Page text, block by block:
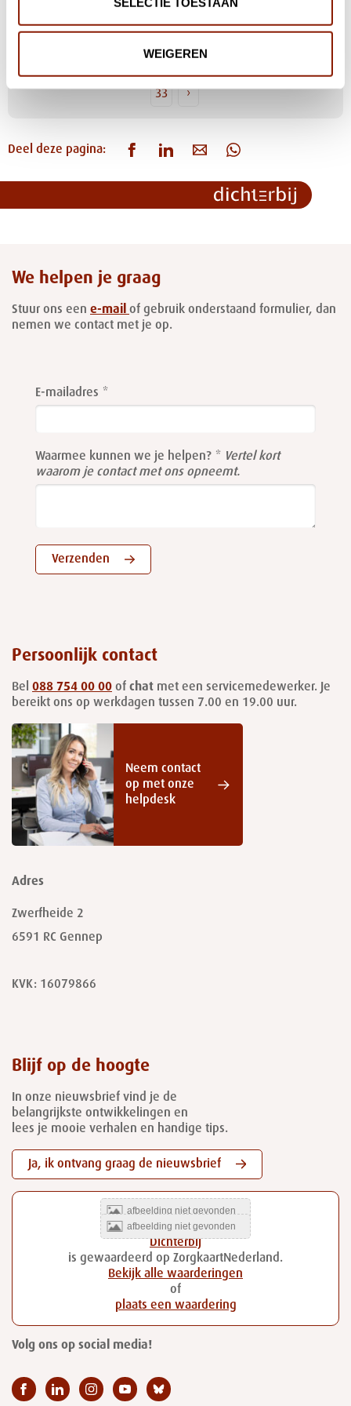
WEIGEREN
33
›
Deel deze pagina:
We helpen je graag
Stuur ons een e-mail of gebruik onderstaand formulier, dan
nemen we contact met je op.
this
field
E-mailadres
Waarmee kunnen we je helpen?
Vertel kort
waarom je contact met ons opneemt.
Verzenden
Persoonlijk contact
Bel 088 754 00 00 of chat met een servicemedewerker. Je
bereikt ons op werkdagen tussen 7.00 en 19.00 uur.
Neem contact
op met onze
helpdesk
Adres
Zwerfheide 2
6591 RC Gennep
KVK: 16079866
Blijf op de hoogte
In onze nieuwsbrief vind je de
belangrijkste ontwikkelingen en
lees je mooie verhalen en handige tips.
Ja, ik ontvang graag de nieuwsbrief
Dichterbij
is gewaardeerd op ZorgkaartNederland.
Bekijk alle waarderingen
of
plaats een waardering
Volg ons op social media!